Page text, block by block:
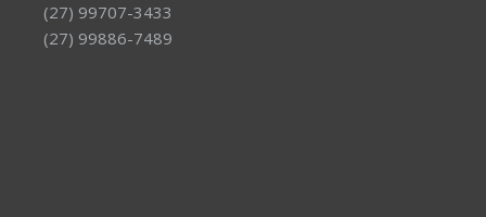
(27) 99707-3433
(27) 99886-7489